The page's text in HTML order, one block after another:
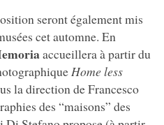
seront également mis
cet automne. En
accueillera à partir du
Home less
la direction de Francesco
des “maisons” des